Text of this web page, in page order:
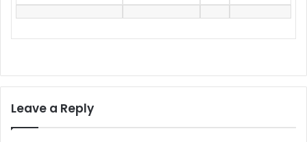
Leave a Reply